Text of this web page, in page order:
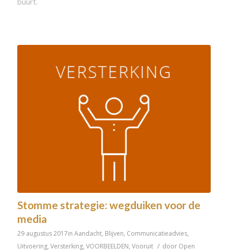
Stomme strategie: wegduiken voor de
media
29 augustus 2017in Aandacht, Blijven, Communicatieadvies,
Uitvoering, Versterking, VOORBEELDEN, Vooruit / door Open